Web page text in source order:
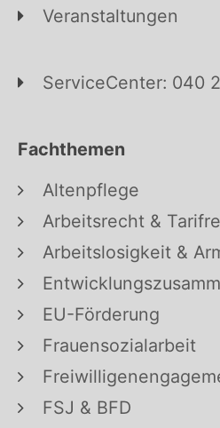
Veranstaltungen
ServiceCenter: 040
Fachthemen
Altenpflege
Arbeitsrecht &
Arbeitslosigkeit &
EU-Förderung
Frauensozialarbeit
FSJ & BFD